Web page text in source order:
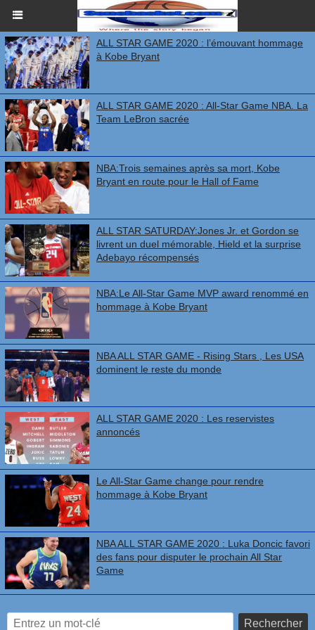
ALL STAR GAME 2020 : l’émouvant hommage
à Kobe Bryant
ALL STAR GAME 2020 : All-Star Game NBA. La
Team LeBron sacrée
NBA:Trois semaines après sa mort, Kobe
Bryant en route pour le Hall of Fame
ALL STAR SATURDAY:Jones Jr. et Gordon se
livrent un duel mémorable, Hield et la surprise
Adebayo récompensés
NBA:Le All-Star Game MVP award renommé en
hommage à Kobe Bryant
NBA ALL STAR GAME - Rising Stars , Les USA
dominent le reste du monde
ALL STAR GAME 2020 : Les reservistes
annoncés
Le All-Star Game change pour rendre
hommage à Kobe Bryant
NBA ALL STAR GAME 2020 : Luka Doncic favori
des fans pour disputer le prochain All Star
Game
Rechercher